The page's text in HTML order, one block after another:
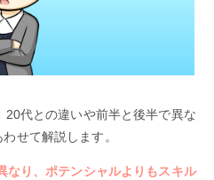
代との違いや前半と後半で異な
せて解説します。
なり、ポテンシャルよりもスキル